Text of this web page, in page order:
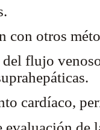
otros
flujo
cardíaco,